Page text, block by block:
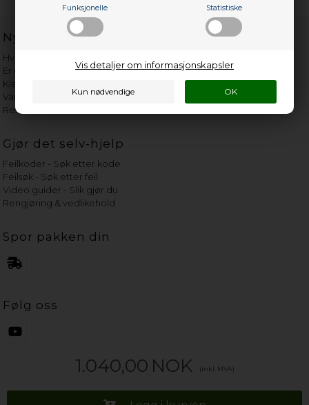
Funksjonelle Statistiske
Vis detaljer om informasjonskapsler
1.040,00 NOK (inkl. MVA)
Nyttige lenker
Hvor gammelt er apparatet mitt?
Er det verdt å reparere?
Klage på bassengrobot
Vannets hardhetsgrad
Reservedeler etter merke
Gjør det selv-hjelp
Feilkoder - Søk etter kode
Feilsøk - Søk etter feil
Video guider - Slik gjør du
Rengjøring & vedlikehold
Spor pakken din
Følg oss